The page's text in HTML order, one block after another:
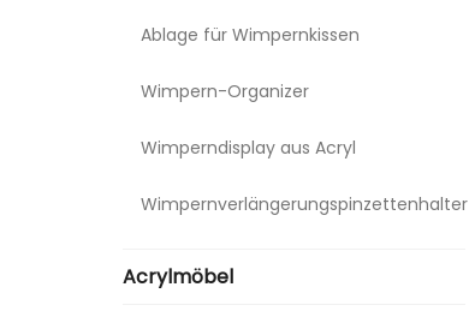
Ablage für Wimpernkissen
Wimpern-Organizer
Wimperndisplay aus Acryl
Wimpernverlängerungspinzettenhalter
Acrylmöbel